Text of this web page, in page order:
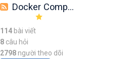
Docker Compose
114bài viết
8câu hỏi
2798 người theo dõi